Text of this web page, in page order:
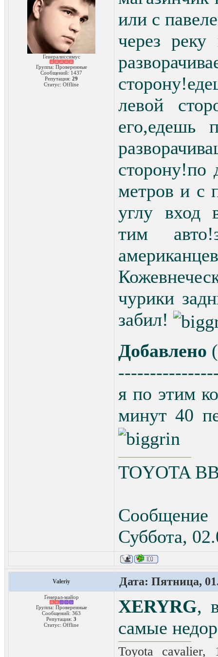
Генералиссимус
Группа: Проверенные
Сообщений: 1437
Репутация: 29
Статус: Offline
или с
через
левой
его,едешь
сторону!по
метров и с
углу вход
тим
чурики
забил!
Добавлено
я по этим
минут 40
TOYOTA
Сообщение
Суббота,
Valeriy Дата: Пятница,
Генерал-майор
Группа: Проверенные
Сообщений: 363
Репутация: 3
Статус: Offline
XERYRG,
самые
Toyota cavalier,